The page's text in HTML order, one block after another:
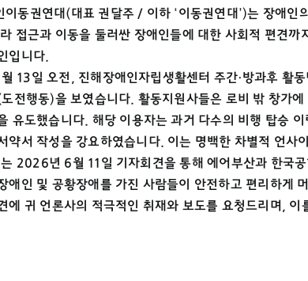
이동권연대(대표 권달주 / 이하 ‘이동권연대’)는 장애
접근과 이동을 둘러싼 장애인들에 대한 사회적 편견
입니다.
13일 오전, 진해장애인자립생활센터 주간·방과후 활
전행동)을 보였습니다. 활동지원사들은 로비 밖 창가
유도했습니다. 해당 이용자는 과거 다수의 비행 탑승
약서 작성을 강요하였습니다. 이는 명백한 차별적 언사
2026년 6월 11일 기자회견을 통해 에어부산과 한국
애인 및 공황장애를 가진 사람들이 안전하고 편리하게
에 귀 언론사의 적극적인 취재와 보도를 요청드리며,